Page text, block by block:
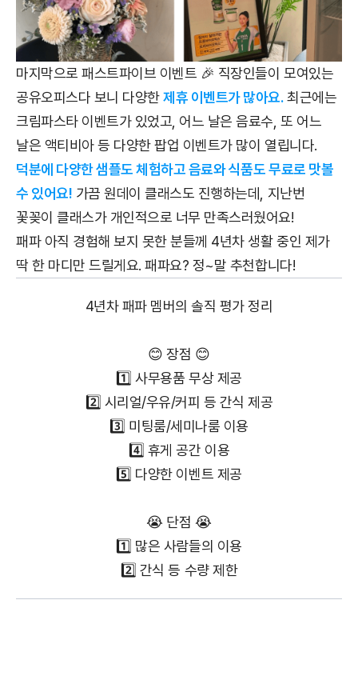
마지막으로 패스트파이브 이벤트 🎉 직장인들이 모여있는
공유오피스다 보니 다양한제휴 이벤트가 많아요.최근에는
크림파스타 이벤트가 있었고, 어느 날은 음료수, 또 어느
날은 액티비아 등 다양한 팝업 이벤트가 많이 열립니다.
덕분에 다양한 샘플도 체험하고 음료와 식품도 무료로 맛볼
수 있어요! 가끔 원데이 클래스도 진행하는데, 지난번
꽃꽂이 클래스가 개인적으로 너무 만족스러웠어요!
패파 아직 경험해 보지 못한 분들께 4년차 생활 중인 제가
딱 한 마디만 드릴게요. 패파요? 정~말 추천합니다!
4년차 패파 멤버의 솔직 평가 정리
😊 장점 😊
1️⃣ 사무용품 무상 제공
2️⃣ 시리얼/우유/커피 등 간식 제공
3️⃣ 미팅룸/세미나룸 이용
4️⃣ 휴게 공간 이용
5️⃣ 다양한 이벤트 제공
😭 단점 😭
1️⃣ 많은 사람들의 이용
2️⃣ 간식 등 수량 제한